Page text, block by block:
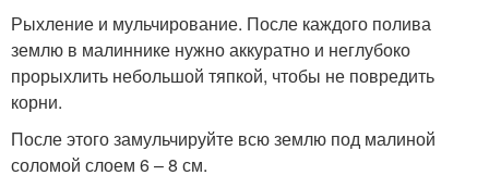
Рыхление и мульчирование. После каждого полива
землю в малиннике нужно аккуратно и неглубоко
прорыхлить небольшой тяпкой, чтобы не повредить
корни.
После этого замульчируйте всю землю под малиной
соломой слоем 6 – 8 см.